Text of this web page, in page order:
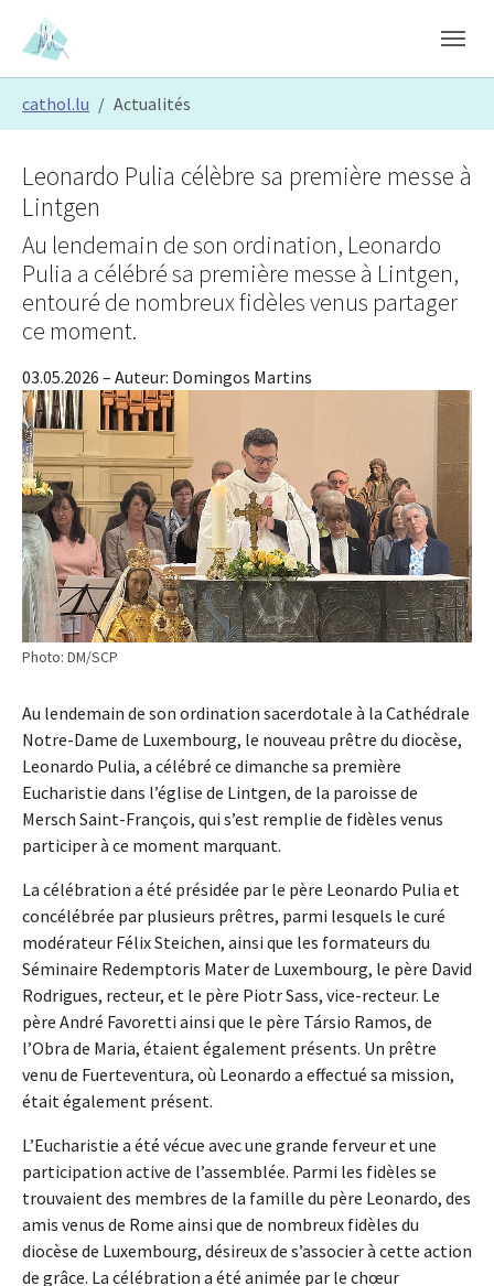
Skip to main content
Skip to page footer
cathol.lu Actualités
Photo: DM/SCP
Leonardo Pulia célèbre sa première messe à
Lintgen
Au lendemain de son ordination, Leonardo
Pulia a célébré sa première messe à Lintgen,
entouré de nombreux fidèles venus partager
ce moment.
03.05.2026 – Auteur: Domingos Martins
Au lendemain de son ordination sacerdotale à la Cathédrale
Notre-Dame de Luxembourg, le nouveau prêtre du diocèse,
Leonardo Pulia, a célébré ce dimanche sa première
Eucharistie dans l’église de Lintgen, de la paroisse de
Mersch Saint-François, qui s’est remplie de fidèles venus
participer à ce moment marquant.
La célébration a été présidée par le père Leonardo Pulia et
concélébrée par plusieurs prêtres, parmi lesquels le curé
modérateur Félix Steichen, ainsi que les formateurs du
Séminaire Redemptoris Mater de Luxembourg, le père David
Rodrigues, recteur, et le père Piotr Sass, vice-recteur. Le
père André Favoretti ainsi que le père Társio Ramos, de
l’Obra de Maria, étaient également présents. Un prêtre
venu de Fuerteventura, où Leonardo a effectué sa mission,
était également présent.
L’Eucharistie a été vécue avec une grande ferveur et une
participation active de l’assemblée. Parmi les fidèles se
trouvaient des membres de la famille du père Leonardo, des
amis venus de Rome ainsi que de nombreux fidèles du
diocèse de Luxembourg, désireux de s’associer à cette action
de grâce. La célébration a été animée par le chœur